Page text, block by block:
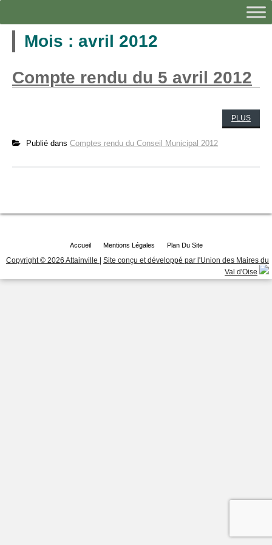
Mois : avril 2012
Compte rendu du 5 avril 2012
PLUS
Publié dans Comptes rendu du Conseil Municipal 2012
Accueil Mentions Légales Plan Du Site
Copyright © 2026 Attainville
Site conçu et développé par l'Union des Maires du
Val d'Oise